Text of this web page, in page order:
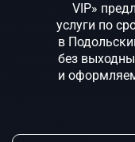
VIP»
услуги по
в
без
и